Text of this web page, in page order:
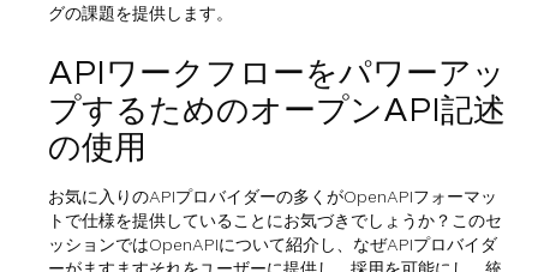
グの課題を提供します。
APIワークフローをパワーアッ
プするためのオープンAPI記述
の使用
お気に入りのAPIプロバイダーの多くがOpenAPIフォーマッ
トで仕様を提供していることにお気づきでしょうか？このセ
ッションではOpenAPIについて紹介し、なぜAPIプロバイダ